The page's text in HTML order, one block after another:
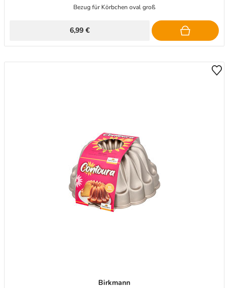
Bezug für Körbchen oval groß
6,99 €
Birkmann